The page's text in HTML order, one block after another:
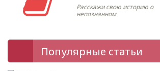
Расскажи свою историю о
непознанном
Популярные статьи